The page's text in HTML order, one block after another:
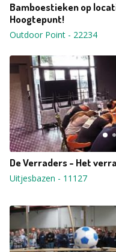
Bamboestieken op
Hoogtepunt!
Outdoor Point - 22234
De Verraders - Het
Uitjesbazen - 11127